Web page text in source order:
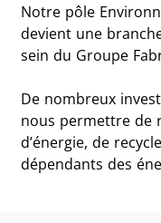
Notre pôle
devient une
sein du Groupe
De nombreux
nous permettre de
d’énergie, de
dépendants des